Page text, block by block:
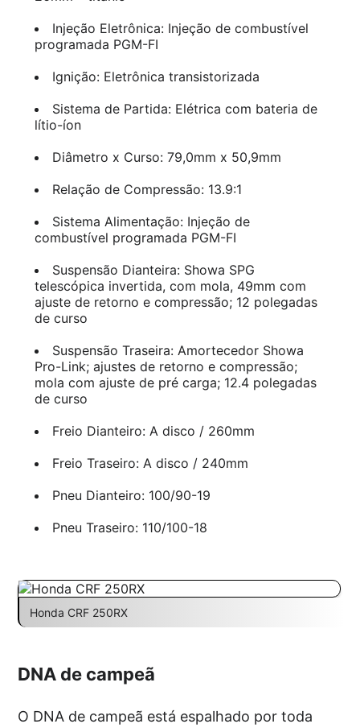
Injeção Eletrônica: Injeção de combustível
programada PGM-FI
Ignição: Eletrônica transistorizada
Sistema de Partida: Elétrica com bateria de
lítio-íon
Diâmetro x Curso: 79,0mm x 50,9mm
Relação de Compressão: 13.9:1
Sistema Alimentação: Injeção de
combustível programada PGM-FI
Suspensão Dianteira: Showa SPG
telescópica invertida, com mola, 49mm com
ajuste de retorno e compressão; 12 polegadas
de curso
Suspensão Traseira: Amortecedor Showa
Pro-Link; ajustes de retorno e compressão;
mola com ajuste de pré carga; 12.4 polegadas
de curso
Freio Dianteiro: A disco / 260mm
Freio Traseiro: A disco / 240mm
Pneu Dianteiro: 100/90-19
Pneu Traseiro: 110/100-18
Honda CRF 250RX
DNA de campeã
O DNA de campeã está espalhado por toda